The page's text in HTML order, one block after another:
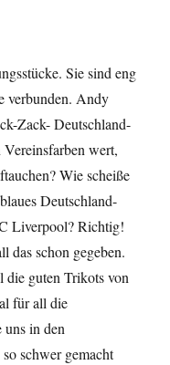
Sie sind eng
verbunden. Andy
Zack- Deutschland-
wert,
Wie scheiße
Deutschland-
Liverpool? Richtig!
das schon gegeben.
die guten Trikots von
für all die
uns in den
schwer gemacht